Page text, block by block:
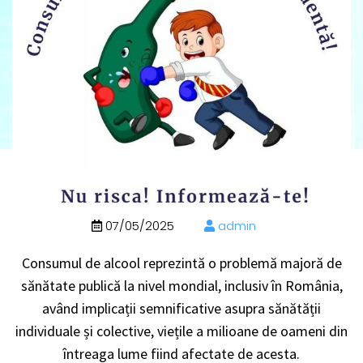
07/05/2025 admin
Consumul de alcool reprezintă o problemă majoră de
sănătate publică la nivel mondial, inclusiv în România,
având implicații semnificative asupra sănătății
individuale și colective, viețile a milioane de oameni din
întreaga lume fiind afectate de acesta.